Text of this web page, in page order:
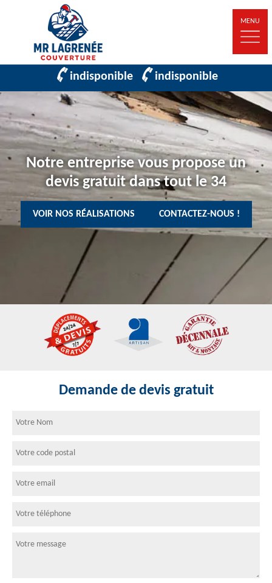
MENU
indisponible indisponible
Notre entreprise vous propose un
devis gratuit dans tout le 34
VOIR NOS RÉALISATIONS CONTACTEZ-NOUS !
Demande de devis gratuit